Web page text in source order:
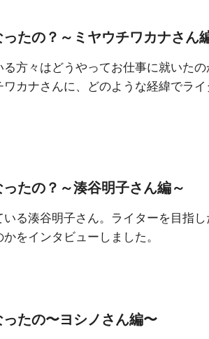
たの？～ミヤウチワカナさん
方々はどうやってお仕事に就いた
カナさんに、どのような経緯でラ
たの？～湊谷明子さん編～
る湊谷明子さん。ライターを目指
をインタビューしました。
たの〜ヨシノさん編〜